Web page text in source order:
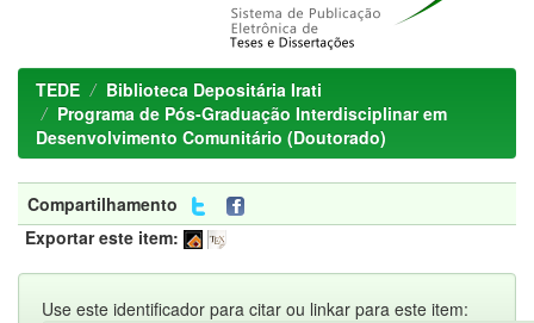
TEDE
Biblioteca Depositária Irati
Programa de Pós-Graduação Interdisciplinar em
Desenvolvimento Comunitário (Doutorado)
Compartilhamento
Exportar este item:
Use este identificador para citar ou linkar para este item: